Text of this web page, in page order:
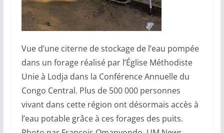
Vue d’une citerne de stockage de l’eau pompée
dans un forage réalisé par l’Église Méthodiste
Unie à Lodja dans la Conférence Annuelle du
Congo Central. Plus de 500 000 personnes
vivant dans cette région ont désormais accès à
l’eau potable grâce à ces forages des puits.